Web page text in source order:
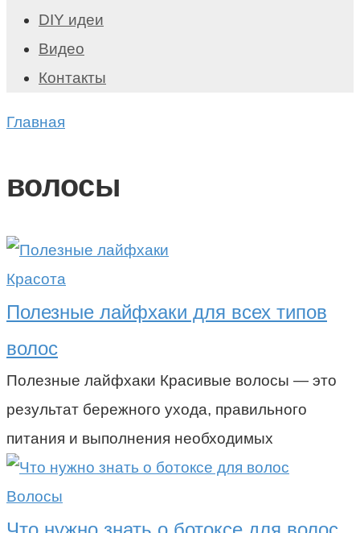
DIY идеи
Видео
Контакты
Главная
волосы
Красота
Полезные лайфхаки для всех типов
волос
Полезные лайфхаки Красивые волосы — это
результат бережного ухода, правильного
питания и выполнения необходимых
Волосы